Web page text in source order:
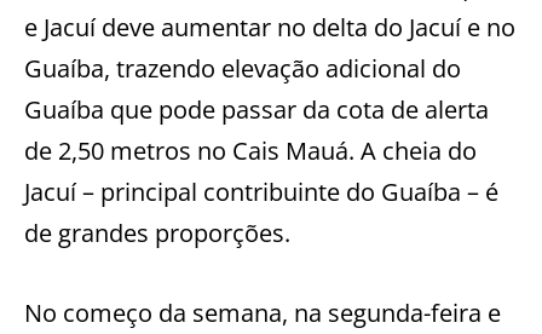
e Jacuí deve aumentar no delta do Jacuí e no
Guaíba, trazendo elevação adicional do
Guaíba que pode passar da cota de alerta
de 2,50 metros no Cais Mauá. A cheia do
Jacuí – principal contribuinte do Guaíba – é
de grandes proporções.
No começo da semana, na segunda-feira e